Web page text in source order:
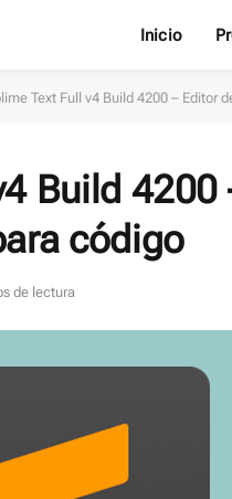
Inicio
Text Full v4 Build 4200 – Editor
Build 4200
código
de lectura